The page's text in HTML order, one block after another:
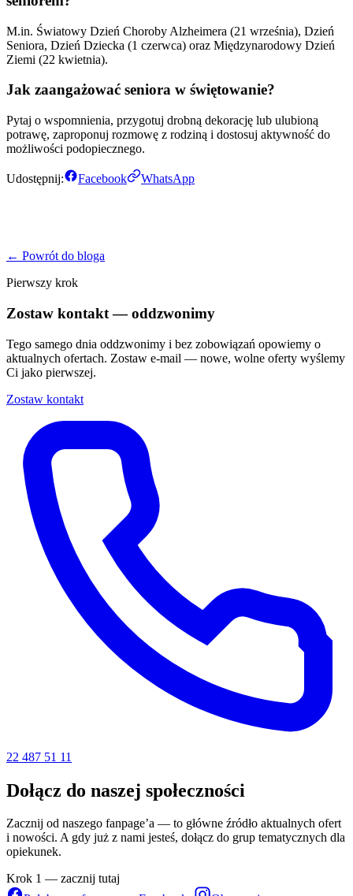
M.in. Światowy Dzień Choroby Alzheimera (21 września), Dzień
Seniora, Dzień Dziecka (1 czerwca) oraz Międzynarodowy Dzień
Ziemi (22 kwietnia).
Jak zaangażować seniora w świętowanie?
Pytaj o wspomnienia, przygotuj drobną dekorację lub ulubioną
potrawę, zaproponuj rozmowę z rodziną i dostosuj aktywność do
możliwości podopiecznego.
Udostępnij: Facebook WhatsApp
← Powrót do bloga
Pierwszy krok
Zostaw kontakt — oddzwonimy
Tego samego dnia oddzwonimy i bez zobowiązań opowiemy o
aktualnych ofertach. Zostaw e-mail — nowe, wolne oferty wyślemy
Ci jako pierwszej.
Zostaw kontakt
22 487 51 11
Dołącz do naszej społeczności
Zacznij od naszego fanpage’a — to główne źródło aktualnych ofert
i nowości. A gdy już z nami jesteś, dołącz do grup tematycznych dla
opiekunek.
Krok 1 — zacznij tutaj